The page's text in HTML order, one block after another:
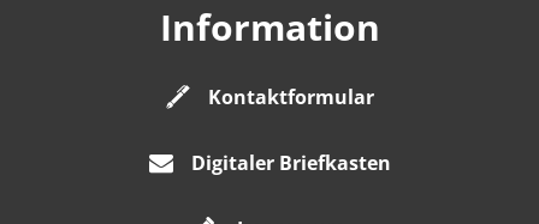
Information
Kontaktformular
Digitaler Briefkasten